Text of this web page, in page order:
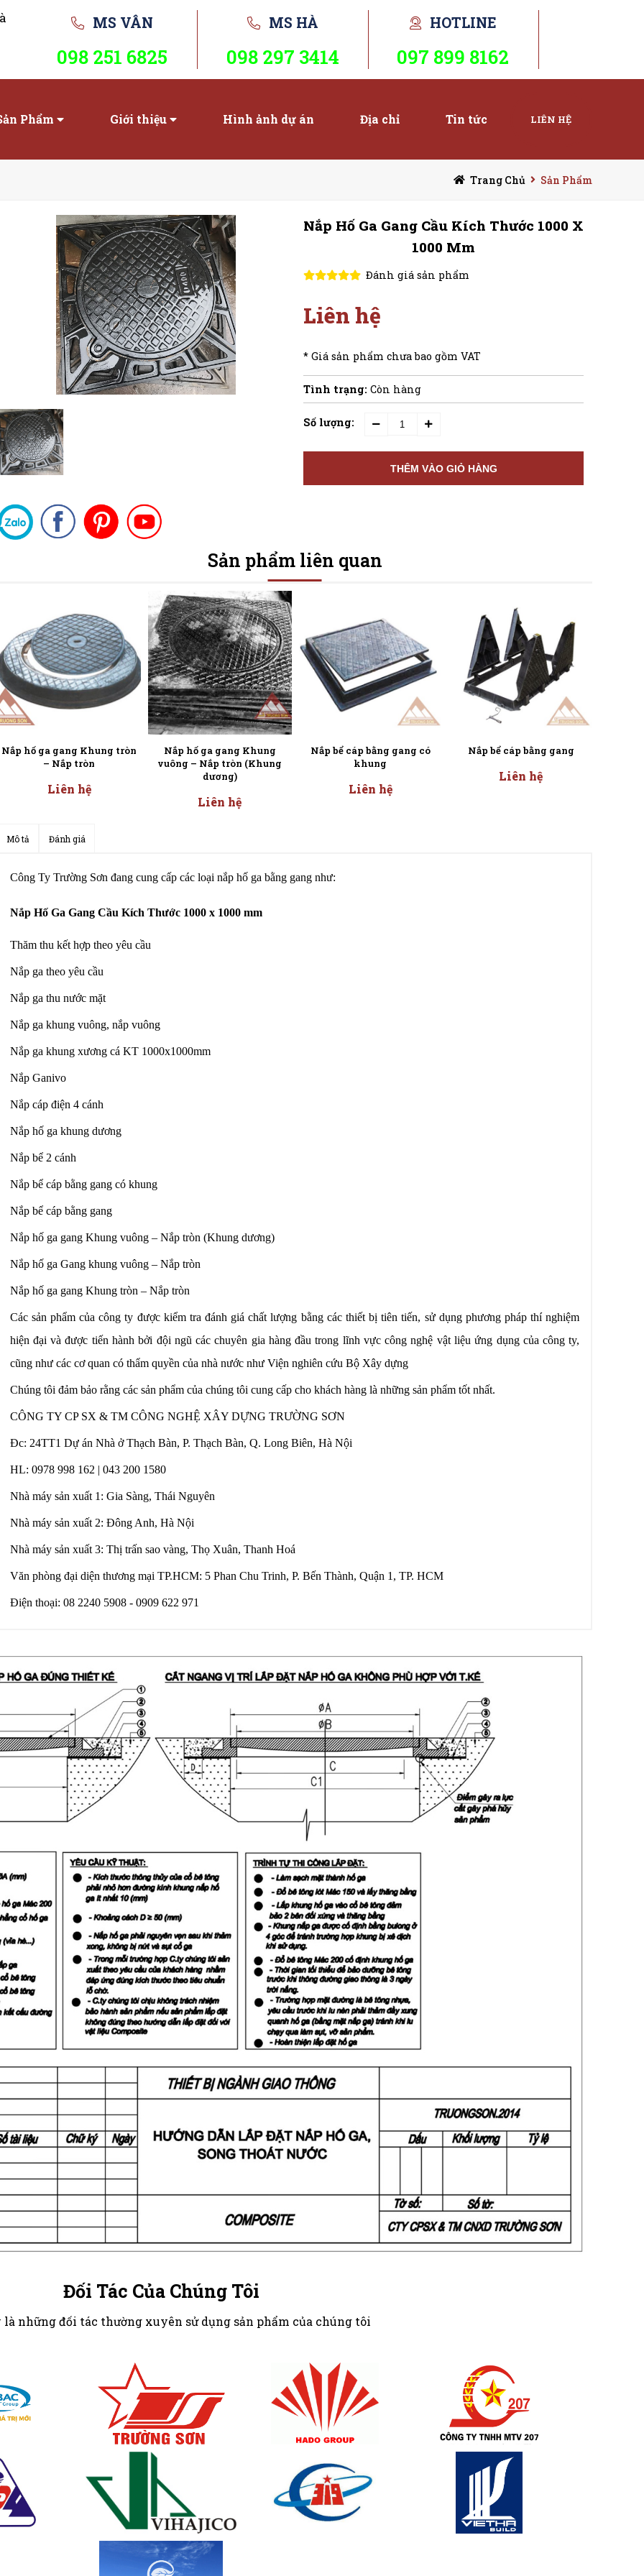
MS VÂN
098 251 6825
MS HÀ
098 297 3414
HOTLINE
097 899 8162
Phẩm Giới thiệu Hình ảnh dự án Địa chỉ Tin tức LIÊN HỆ
Trang Chủ Sản Phẩm
Nắp Hố Ga Gang Cầu Kích Thước 1000 X
1000 Mm
Đánh giá sản phẩm
Liên hệ
* Giá sản phẩm chưa bao gồm VAT
Tình trạng: Còn hàng
Số lượng:
THÊM VÀO GIỎ HÀNG
Sản phẩm liên quan
Nắp hố ga gang Khung tròn
– Nắp tròn
Liên hệ
Nắp hố ga gang Khung
vuông – Nắp tròn (Khung
dương)
Liên hệ
Nắp bể cáp bằng gang có
khung
Liên hệ
Nắp bể cáp bằng gang
Liên hệ
Mô tả Đánh giá
Công Ty Trường Sơn đang cung cấp các loại nắp hố ga bằng gang như:
Nắp Hố Ga Gang Cầu Kích Thước 1000 x 1000 mm
Thăm thu kết hợp theo yêu cầu
Nắp ga theo yêu cầu
Nắp ga thu nước mặt
Nắp ga khung vuông, nắp vuông
Nắp ga khung xương cá KT 1000x1000mm
Nắp Ganivo
Nắp cáp điện 4 cánh
Nắp hố ga khung dương
Nắp bể 2 cánh
Nắp bể cáp bằng gang có khung
Nắp bể cáp bằng gang
Nắp hố ga gang Khung vuông – Nắp tròn (Khung dương)
Nắp hố ga Gang khung vuông – Nắp tròn
Nắp hố ga gang Khung tròn – Nắp tròn
Các sản phẩm của công ty được kiểm tra đánh giá chất lượng bằng các thiết bị tiên tiến, sử dụng phương pháp thí nghiệm
hiện đại và được tiến hành bởi đội ngũ các chuyên gia hàng đầu trong lĩnh vực công nghệ vật liệu ứng dụng của công ty,
cũng như các cơ quan có thẩm quyền của nhà nước như Viện nghiên cứu Bộ Xây dựng
Chúng tôi đảm bảo rằng các sản phẩm của chúng tôi cung cấp cho khách hàng là những sản phẩm tốt nhất.
CÔNG TY CP SX & TM CÔNG NGHỆ XÂY DỰNG TRƯỜNG SƠN
Đc: 24TT1 Dự án Nhà ở Thạch Bàn, P. Thạch Bàn, Q. Long Biên, Hà Nội
HL: 0978 998 162 | 043 200 1580
Nhà máy sản xuất 1: Gia Sàng, Thái Nguyên
Nhà máy sản xuất 2: Đông Anh, Hà Nội
Nhà máy sản xuất 3: Thị trấn sao vàng, Thọ Xuân, Thanh Hoá
Văn phòng đại diện thương mại TP.HCM: 5 Phan Chu Trinh, P. Bến Thành, Quận 1, TP. HCM
Điện thoại: 08 2240 5908 - 0909 622 971
Đối Tác Của Chúng Tôi
là những đối tác thường xuyên sử dụng sản phẩm của chúng tôi